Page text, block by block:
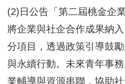
(2)日公告「第二屆桃金企
將企業與社企合作成果納
分項目，透過政策引導鼓
與永續行動。未來青年事
業輔導與資源串聯，協助